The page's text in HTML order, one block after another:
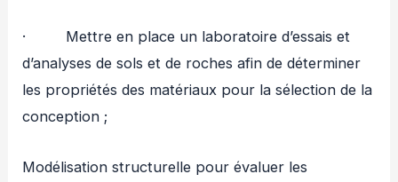
· Mettre en place un laboratoire d’essais et
d’analyses de sols et de roches afin de déterminer
les propriétés des matériaux pour la sélection de la
conception ;
Modélisation structurelle pour évaluer les